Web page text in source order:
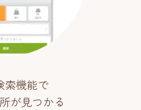
索機能で
が見つかる